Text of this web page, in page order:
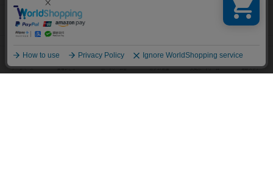
3～4人用ボードゲーム TOP50
子供向けボードゲーム TOP50